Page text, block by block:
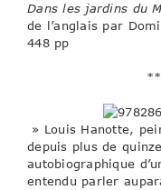
Dans les jardins du
de l’anglais par
448 pp
» Louis Hanotte,
depuis plus de
autobiographique
entendu parler